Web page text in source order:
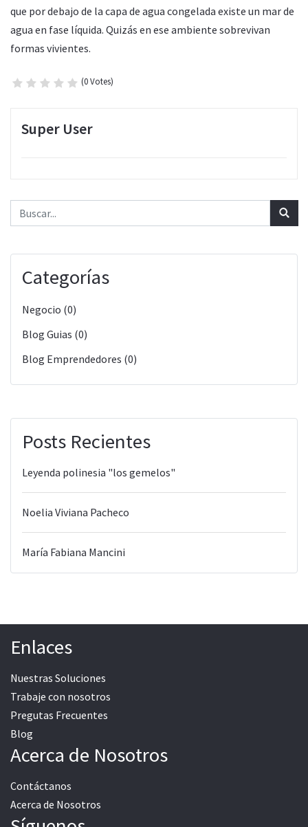
que por debajo de la capa de agua congelada existe un mar de
agua en fase líquida. Quizás en ese ambiente sobrevivan
formas vivientes.
(0 Votes)
Super User
Categorías
Negocio (0)
Blog Guias (0)
Blog Emprendedores (0)
Posts Recientes
Leyenda polinesia "los gemelos"
Noelia Viviana Pacheco
María Fabiana Mancini
Enlaces
Nuestras Soluciones
Trabaje con nosotros
Pregutas Frecuentes
Blog
Acerca de Nosotros
Contáctanos
Acerca de Nosotros